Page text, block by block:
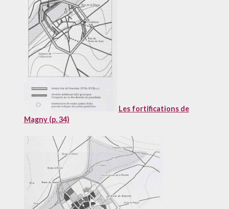
Les fortifications de
Magny (p. 34)